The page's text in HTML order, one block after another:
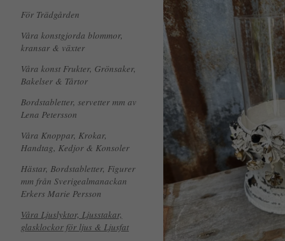
För Trädgården
Våra konstgjorda blommor,
kransar & växter
Våra konst Frukter, Grönsaker,
Bakelser & Tårtor
Bordstabletter, servetter mm av
Lena Petersson
Våra Knoppar, Krokar,
Handtag, Kedjor & Konsoler
Hästar, Bordstabletter, Figurer
mm från Sverigealmanackan
Erkers Marie Persson
Våra Ljuslyktor, Ljusstakar,
glasklockor för ljus & Ljusfat